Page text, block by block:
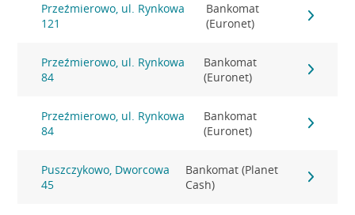
Przeźmierowo, ul. Rynkowa
121
Bankomat
(Euronet)
Przeźmierowo, ul. Rynkowa
84
Bankomat
(Euronet)
Przeźmierowo, ul. Rynkowa
84
Bankomat
(Euronet)
Puszczykowo, Dworcowa
45
Bankomat (Planet
Cash)